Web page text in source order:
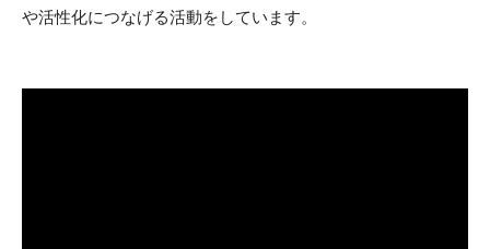
や活性化につなげる活動をしています。